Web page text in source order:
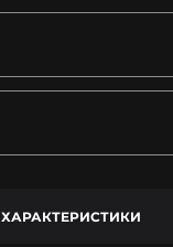
ХАРАКТЕРИСТИКИ